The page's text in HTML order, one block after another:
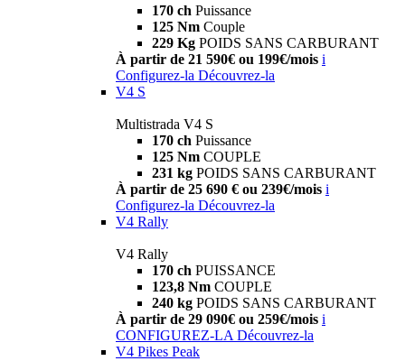
170 ch Puissance
125 Nm Couple
229 Kg POIDS SANS CARBURANT
À partir de 21 590€ ou 199€/mois i
Configurez-la Découvrez-la
V4 S
Multistrada V4 S
170 ch Puissance
125 Nm COUPLE
231 kg POIDS SANS CARBURANT
À partir de 25 690 € ou 239€/mois i
Configurez-la Découvrez-la
V4 Rally
V4 Rally
170 ch PUISSANCE
123,8 Nm COUPLE
240 kg POIDS SANS CARBURANT
À partir de 29 090€ ou 259€/mois i
CONFIGUREZ-LA Découvrez-la
V4 Pikes Peak